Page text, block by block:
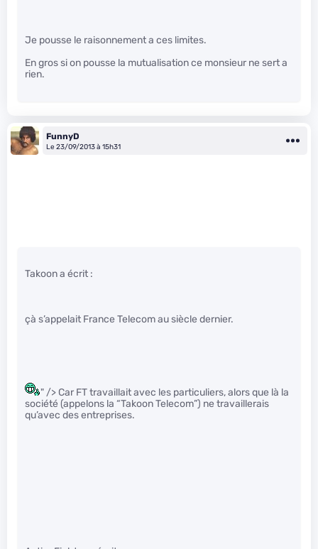
Je pousse le raisonnement a ces limites.
En gros si on pousse la mutualisation ce monsieur ne sert a
rien.
FunnyD
Le 23/09/2013 à 15h31
Takoon a écrit :
çà s’appelait France Telecom au siècle dernier.
" /> Car FT travaillait avec les particuliers, alors que là la
société (appelons la “Takoon Telecom”) ne travaillerais
qu’avec des entreprises.